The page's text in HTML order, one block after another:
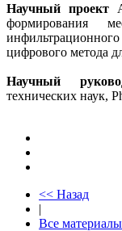
Научный проект
формирования
цифрового метода
Научный
технических наук,
<< Назад
|
Все материалы